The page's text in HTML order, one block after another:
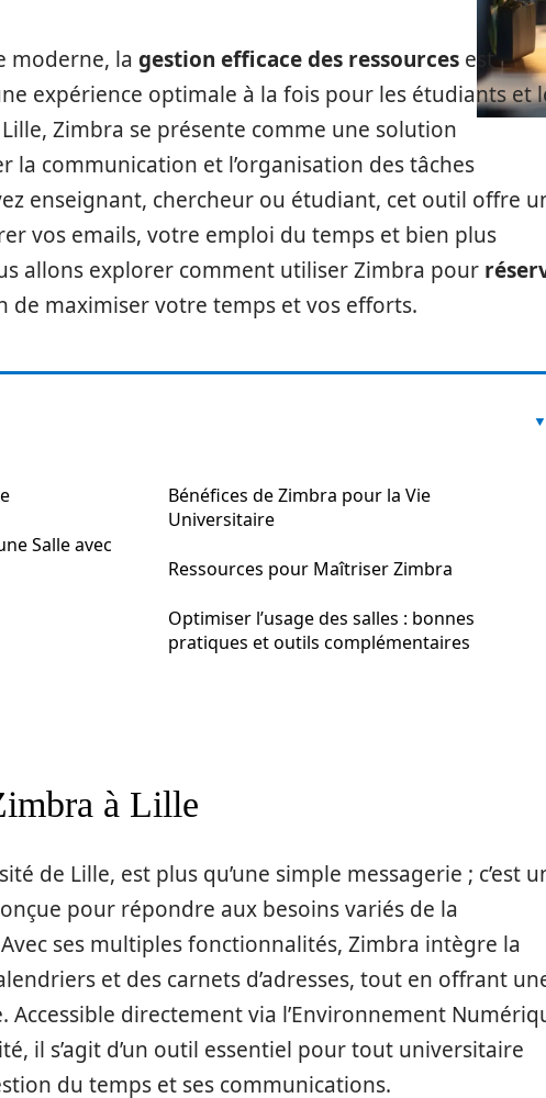
moderne, la gestion efficace des ressources est
expérience optimale à la fois pour les étudiants et
Zimbra se présente comme une solution
communication et l’organisation des tâches
enseignant, chercheur ou étudiant, cet outil offre
vos emails, votre emploi du temps et bien plus
allons explorer comment utiliser Zimbra pour
de maximiser votre temps et vos efforts.
Salle avec
Bénéfices de Zimbra pour la Vie
Universitaire
Ressources pour Maîtriser Zimbra
Optimiser l’usage des salles : bonnes
pratiques et outils complémentaires
à Lille
de Lille, est plus qu’une simple messagerie ; c’est
pour répondre aux besoins variés de la
ses multiples fonctionnalités, Zimbra intègre la
et des carnets d’adresses, tout en offrant
directement via l’Environnement
il s’agit d’un outil essentiel pour tout universitaire
du temps et ses communications.